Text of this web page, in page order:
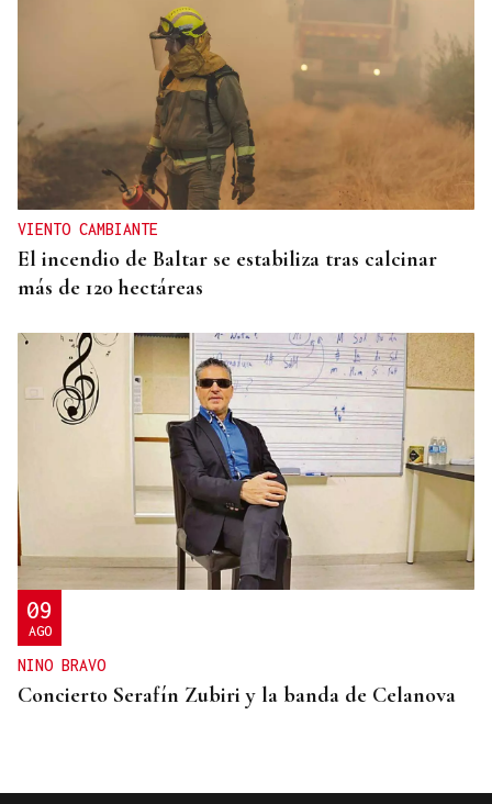
VIENTO CAMBIANTE
El incendio de Baltar se estabiliza tras calcinar
más de 120 hectáreas
09
AGO
NINO BRAVO
Concierto Serafín Zubiri y la banda de Celanova